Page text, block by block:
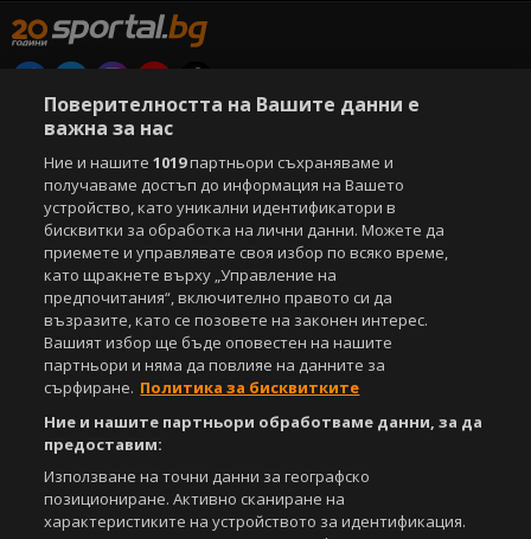
Copyright © 2007-2026 Агенция Спортал. Всички права запазени.
Този уебсайт е собственост на
За нас Екип За рекламa
Общи условия
Етични правила на НСС
Лични данни
Управление на предпочитания
Съдържанието на този уеб сайт и технологиите, използвани в него, са
под закрила на Закона за авторското право и сродните му права.
Всички статии, репортажи, интервюта и други текстови, графични и
видео материали, публикувани в сайта, са собственост на Агенция
Спортал, освен ако изрично е посочено друго. Допуска се
публикуване на текстови материали само след писмено съгласие на
Агенция Спортал, посочване на източника и добавяне на линк към
www.sportal.bg. Използването на графични и видео материали,
публикувани в сайта, е строго забранено. Нарушителите ще бъдат
санкционирани с цялата строгост на закона.
СвалиБЕЗПЛАТНОТОприложение за:
Поверителността на Вашите данни е
важна за нас
Ние и нашите1019партньори съхраняваме и
получаваме достъп до информация на Вашето
устройство, като уникални идентификатори в
бисквитки за обработка на лични данни. Можете да
приемете и управлявате своя избор по всяко време,
като щракнете върху „Управление на
предпочитания“, включително правото си да
възразите, като се позовете на законен интерес.
Вашият избор ще бъде оповестен на нашите
партньори и няма да повлияе на данните за
сърфиране. Политика за бисквитките
Ние и нашите партньори обработваме данни, за да
предоставим:
Използване на точни данни за географско
позициониране. Активно сканиране на
характеристиките на устройството за идентификация.